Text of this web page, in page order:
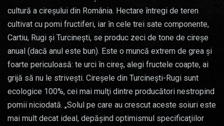
cultură a cireşului din România. Hectare întregi de teren
cultivat cu pomi fructiferi, iar în cele trei sate componente,
Cartiu, Rugi şi Turcineşti, se produc zeci de tone de cireşe
anual (dacă anul este bun). Este o muncă extrem de grea şi
foarte periculoasă: te urci în cireş, alegi fructele coapte, ai
grijă să nu le striveşti. Cireşele din Turcineşti-Rugi sunt
ecologice 100%, cei mai mulţi dintre producători nestropind
pomii niciodată. „Solul pe care au crescut aceste soiuri este
mai mult decat ideal, depăşind optimismul specificaţiilor